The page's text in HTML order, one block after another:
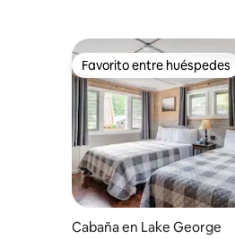
Favorito entre huéspedes
Favorito entre huéspedes
Cabaña en Lake George